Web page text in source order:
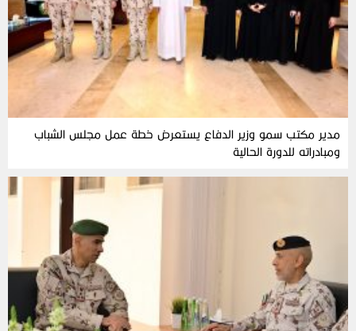
مدير مكتب سمو وزير الدفاع يستعرض خطة عمل مجلس الشباب
ومبادراته للدورة الحالية